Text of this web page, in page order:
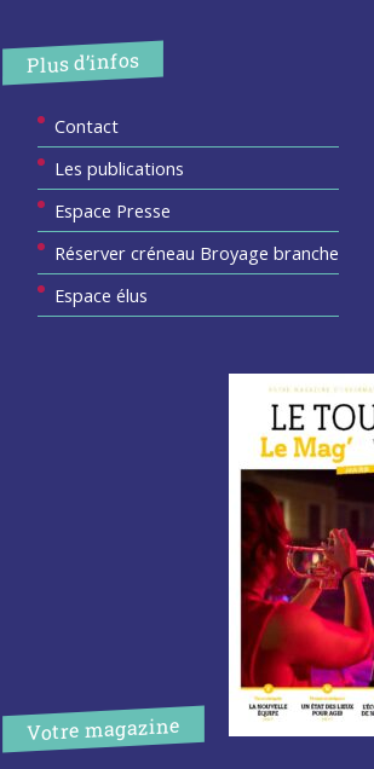
Plus d’infos
Contact
Les publications
Espace Presse
Réserver créneau Broyage branche
Espace élus
Votre magazine